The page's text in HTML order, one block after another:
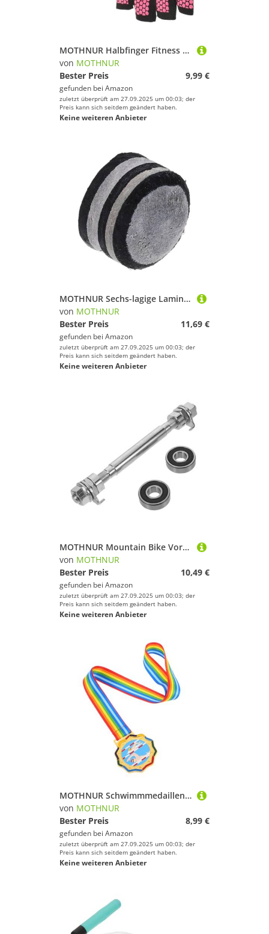
MOTHNUR Halbfinger Fitness Handschuhe Damen Herren rutschfeste Atmungsaktive Trainingshandschuhe mit Vollem Handflächenschutz Druckentlastend Feuchtigkeitsableitend für Yoga Gewichtheben
von MOTHNUR
Bester Preis
9,99 €
gefunden bei Amazon
zuletzt überprüft am 27.09.2025 um 00:03; der
Preis kann sich seitdem geändert haben.
Keine weiteren Anbieter
MOTHNUR Sechs-lagige Laminierte Snooker-Queue-Spitze aus Schweineleder Langlebig und Robust Passend für Pool Snooker-queues für Club Heimgebrauch
von MOTHNUR
Bester Preis
11,69 €
gefunden bei Amazon
zuletzt überprüft am 27.09.2025 um 00:03; der
Preis kann sich seitdem geändert haben.
Keine weiteren Anbieter
MOTHNUR Mountain Bike Vorderachse Ersatz Nabenachse Konstruktion mit Kugellagern für Vorder und Hinterrad Kompatibel für Reparatur und Wartung Robust für Anspruchsvolle Geländefahrten
von MOTHNUR
Bester Preis
10,49 €
gefunden bei Amazon
zuletzt überprüft am 27.09.2025 um 00:03; der
Preis kann sich seitdem geändert haben.
Keine weiteren Anbieter
MOTHNUR Schwimmmedaillen Gold mit Halsband für Langlebige Sportauszeichnungen Trophäe für Schwimmwettbewerbe Kindgerechte Siegerplaketten für Mädchen und Jungen
von MOTHNUR
Bester Preis
8,99 €
gefunden bei Amazon
zuletzt überprüft am 27.09.2025 um 00:03; der
Preis kann sich seitdem geändert haben.
Keine weiteren Anbieter